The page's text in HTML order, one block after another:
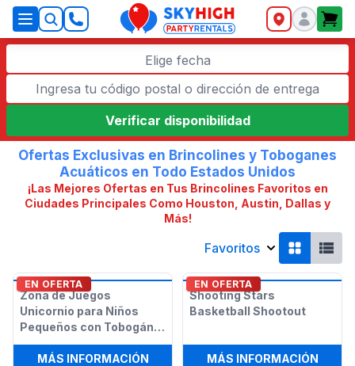
SkyHigh Logo
Elige fecha
Verificar disponibilidad
Ofertas Exclusivas en Brincolines y Toboganes
Acuáticos en Todo Estados Unidos
¡Las Mejores Ofertas en Tus Brincolines Favoritos en
Ciudades Principales Como Houston, Austin, Dallas y
Más!
Favoritos
EN OFERTA
Zona de Juegos
Unicornio para Niños
Pequeños con Tobogán
Seco o Húmedo
MÁS INFORMACIÓN: ZONA DE JUEGOS UNICORNIO
EN OFERTA
Shooting Stars
Basketball Shootout
MÁS INFORMACIÓN: